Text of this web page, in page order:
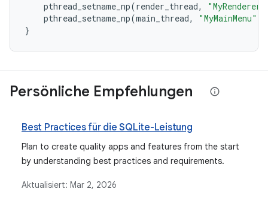
pthread_setname_np(render_thread, "MyRenderer"
pthread_setname_np(main_thread, "MyMainMenu"
}
Persönliche Empfehlungen
Best Practices für die SQLite-Leistung
Plan to create quality apps and features from the start
by understanding best practices and requirements.
Aktualisiert: Mar 2, 2026